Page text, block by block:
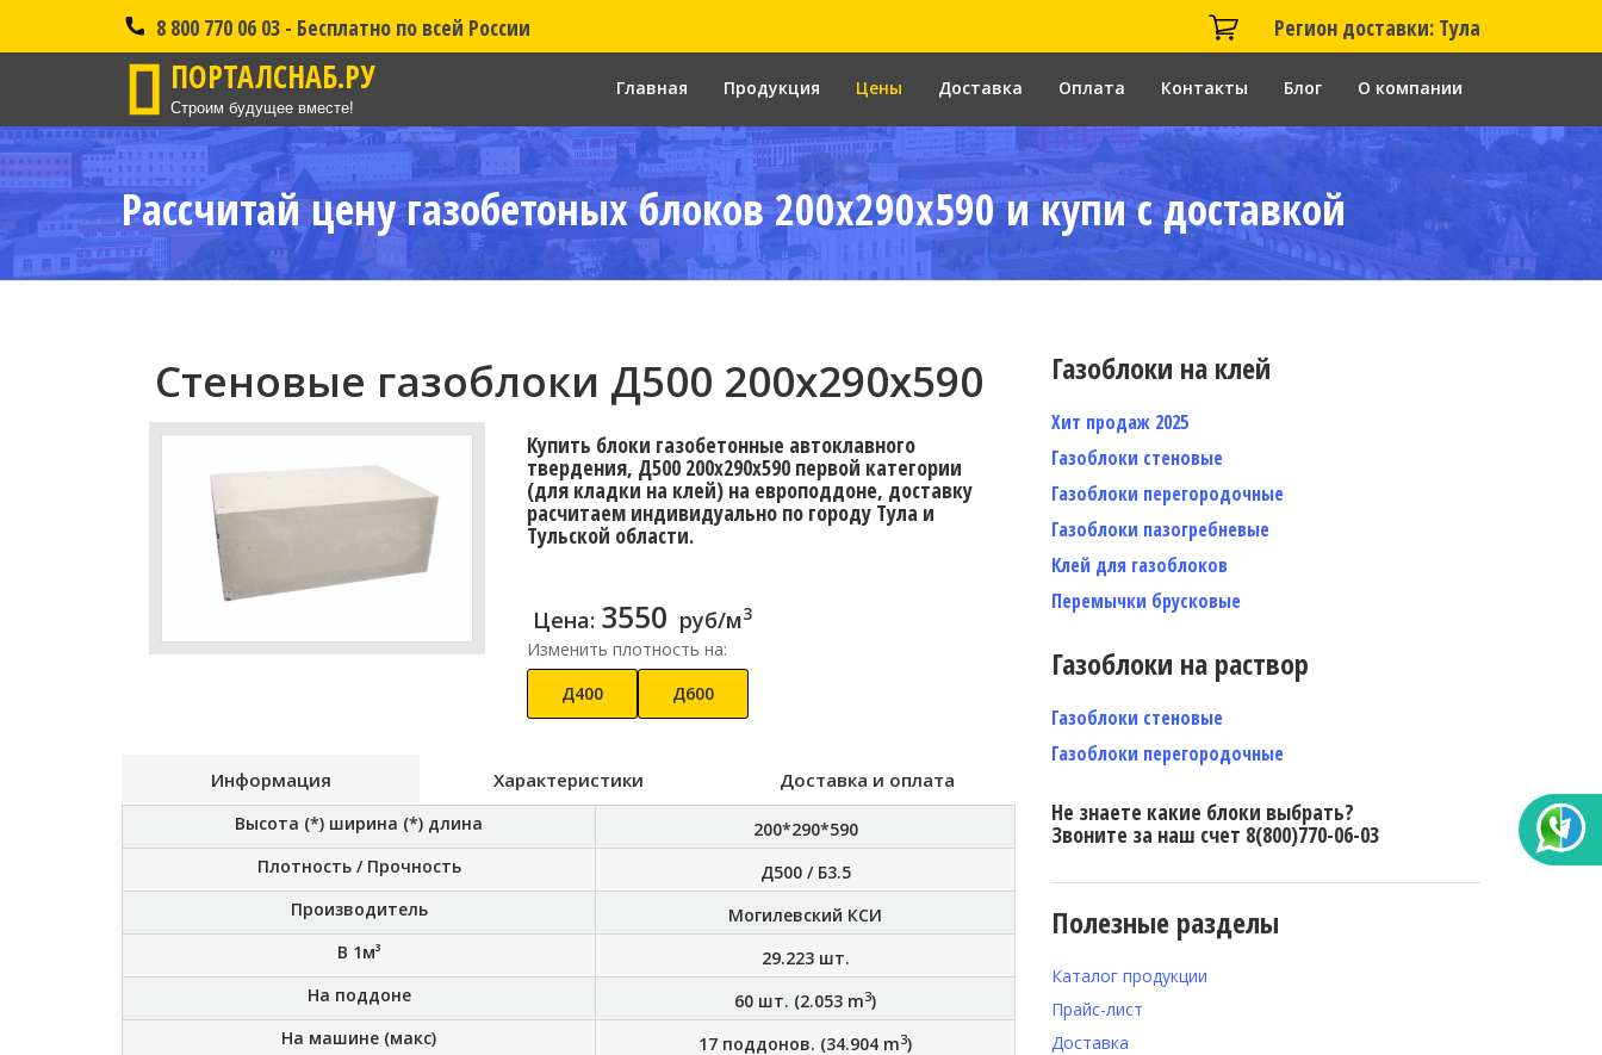
8 800 770 06 03 - Бесплатно по всей России Регион доставки: Тула
ПОРТАЛСНАБ.РУ
Строим будущее вместе!
Главная Продукция Цены Доставка Оплата Контакты Блог О компании
Рассчитай цену газобетоных блоков 200x290x590 и купи с доставкой
Стеновые газоблоки Д500 200x290x590
Купить блоки газобетонные автоклавного
твердения, Д500 200x290x590 первой категории
(для кладки на клей) на европоддоне, доставку
расчитаем индивидуально по городу Тула и
Тульской области.
Цена: 3550 руб/м3
Изменить плотность на:
Д400
Д600
Информация Характеристики Доставка и оплата
Высота (*) ширина (*) длина
200*290*590
Плотность / Прочность
Д500 / Б3.5
Производитель
Могилевский КСИ
В 1м³
29.223шт.
На поддоне
60 шт. (2.053 m3)
На машине (макс)
17 поддонов. (34.904 m3)
Газоблоки на клей
Хит продаж 2025
Газоблоки стеновые
Газоблоки перегородочные
Газоблоки пазогребневые
Клей для газоблоков
Перемычки брусковые
Газоблоки на раствор
Газоблоки стеновые
Газоблоки перегородочные
Не знаете какие блоки выбрать?
Звоните за наш счет 8(800)770-06-03
Полезные разделы
Каталог продукции
Прайс-лист
Доставка